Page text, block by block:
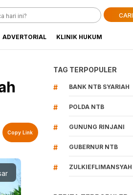
CARI
ADVERTORIAL KLINIK HUKUM
Copy Link
TAG TERPOPULER
# BANK NTB SYARIAH
# POLDA NTB
# GUNUNG RINJANI
# GUBERNUR NTB
# ZULKIEFLIMANSYAH